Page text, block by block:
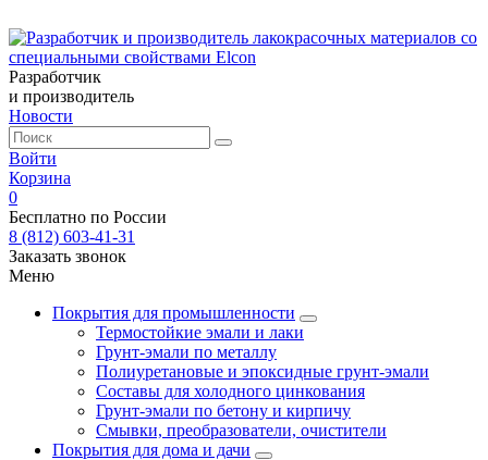
Разработчик
и производитель
Новости
Войти
Корзина
0
Бесплатно по России
8 (812) 603-41-31
Заказать звонок
Меню
Покрытия для промышленности
Термостойкие эмали и лаки
Грунт-эмали по металлу
Полиуретановые и эпоксидные грунт-эмали
Составы для холодного цинкования
Грунт-эмали по бетону и кирпичу
Смывки, преобразователи, очистители
Покрытия для дома и дачи